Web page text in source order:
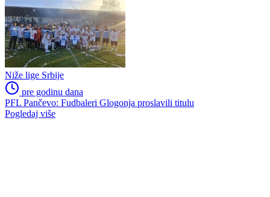
Niže lige Srbije
pre godinu dana
PFL Pančevo: Fudbaleri Glogonja proslavili titulu
Pogledaj više